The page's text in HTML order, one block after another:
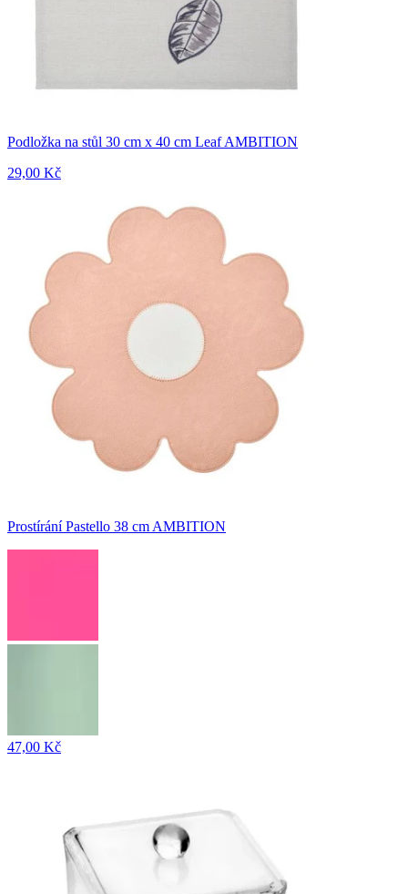
Podložka na stůl 30 cm x 40 cm Leaf AMBITION
29,00 Kč
Prostírání Pastello 38 cm AMBITION
47,00 Kč